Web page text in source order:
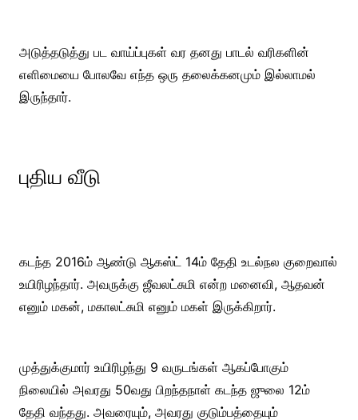
அடுத்தடுத்து பட வாய்ப்புகள் வர தனது பாடல் வரிகளின்
எளிமையை போலவே எந்த ஒரு தலைக்கனமும் இல்லாமல்
இருந்தார்.
புதிய வீடு
கடந்த 2016ம் ஆண்டு ஆகஸ்ட் 14ம் தேதி உடல்நல குறைவால்
உயிரிழந்தார். அவருக்கு ஜீவலட்சுமி என்ற மனைவி, ஆதவன்
எனும் மகன், மகாலட்சுமி எனும் மகள் இருக்கிறார்.
முத்துக்குமார் உயிரிழந்து 9 வருடங்கள் ஆகப்போகும்
நிலையில் அவரது 50வது பிறந்தநாள் கடந்த ஜுலை 12ம்
தேதி வந்தது. அவரையும், அவரது குடும்பத்தையும்